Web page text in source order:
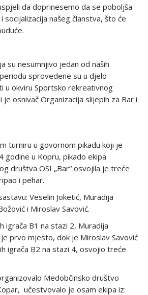
da doprinesemo da se poboljša
našeg članstva, što će
su nesumnjivo jedan od naših
sprovedene su u djelo
u okviru Sportsko rekreativnog
je osnivač Organizacija slijepih za Bar i
turniru u govornom pikadu koji je
godine u Kopru, pikado ekipa
društva OSI „Bar“ osvojila je treće
i pehar.
Veselin Joketić, Muradija
i Miroslav Savović.
igrača B1 na stazi 2, Muradija
prvo mjesto, dok je Miroslav Savović
igrača B2 na stazi 4, osvojio treće
Medobčinsko društvo
učestvovalo je osam ekipa iz: